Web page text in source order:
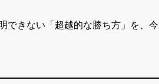
できない「超越的な勝ち方」を、